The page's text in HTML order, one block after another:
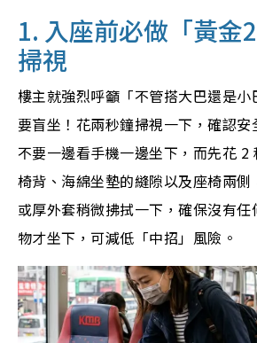
1. 入座前必做「黃金
掃視
樓主就強烈呼籲「不管搭大巴還是
要盲坐！花兩秒鐘掃視一下，確認安
不要一邊看手機一邊坐下，而先花 2
椅背、海綿坐墊的縫隙以及座椅兩
或厚外套稍微拂拭一下，確保沒有
物才坐下，可減低「中招」風險。